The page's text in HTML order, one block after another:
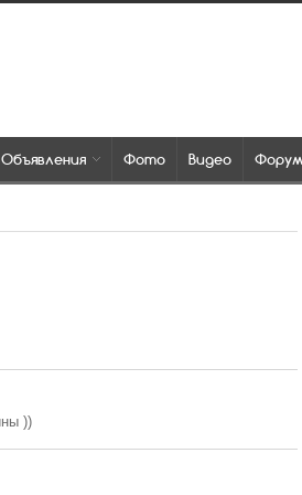
Объявления Фото Видео Форум
))